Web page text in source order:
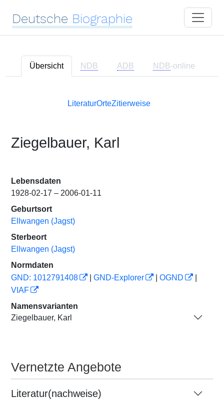
Deutsche Biographie
Übersicht NDB ADB NDB-online
LiteraturOrteZitierweise
Ziegelbauer, Karl
Lebensdaten
1928-02-17 – 2006-01-11
Geburtsort
Ellwangen (Jagst)
Sterbeort
Ellwangen (Jagst)
Normdaten
GND: 1012791408
GND-Explorer OGND
VIAF
Namensvarianten
Ziegelbauer, Karl
Vernetzte Angebote
Literatur(nachweise)